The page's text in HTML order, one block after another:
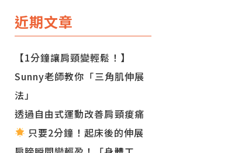
近期文章
【1分鐘讓肩頸變輕鬆！】
Sunny老師教你「三角肌伸展
法」
透過自由式運動改善肩頸痠痛
只要2分鐘！起床後的伸展